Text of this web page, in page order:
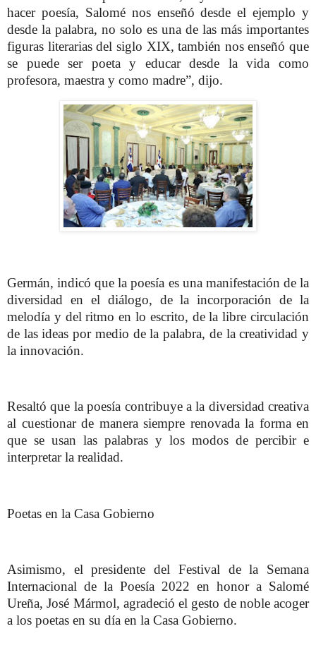
hacer poesía, Salomé nos enseñó desde el ejemplo y
desde la palabra, no solo es una de las más importantes
figuras literarias del siglo XIX, también nos enseñó que
se puede ser poeta y educar desde la vida como
profesora, maestra y como madre”, dijo.
Germán, indicó que la poesía es una manifestación de la
diversidad en el diálogo, de la incorporación de la
melodía y del ritmo en lo escrito, de la libre circulación
de las ideas por medio de la palabra, de la creatividad y
la innovación.
Resaltó que la poesía contribuye a la diversidad creativa
al cuestionar de manera siempre renovada la forma en
que se usan las palabras y los modos de percibir e
interpretar la realidad.
Poetas en la Casa Gobierno
Asimismo, el presidente del Festival de la Semana
Internacional de la Poesía 2022 en honor a Salomé
Ureña, José Mármol, agradeció el gesto de noble acoger
a los poetas en su día en la Casa Gobierno.